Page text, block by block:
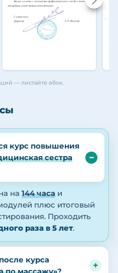
— листайте вбок.
курс повышения
сестра
на 144 часа и
плюс итоговый
Проходить
раза в 5 лет.
курса